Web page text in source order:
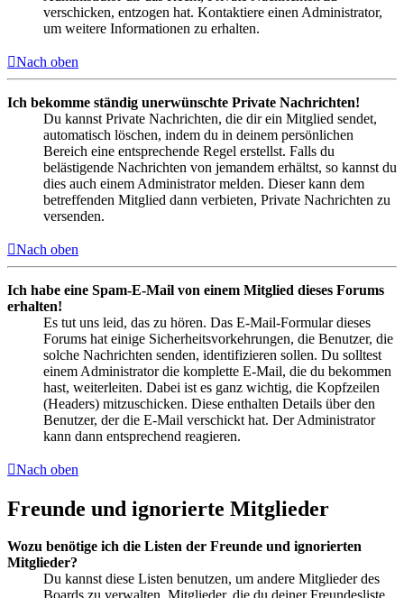
verschicken, entzogen hat. Kontaktiere einen Administrator,
um weitere Informationen zu erhalten.
Nach oben
Ich bekomme ständig unerwünschte Private Nachrichten!
Du kannst Private Nachrichten, die dir ein Mitglied sendet,
automatisch löschen, indem du in deinem persönlichen
Bereich eine entsprechende Regel erstellst. Falls du
belästigende Nachrichten von jemandem erhältst, so kannst du
dies auch einem Administrator melden. Dieser kann dem
betreffenden Mitglied dann verbieten, Private Nachrichten zu
versenden.
Nach oben
Ich habe eine Spam-E-Mail von einem Mitglied dieses Forums
erhalten!
Es tut uns leid, das zu hören. Das E-Mail-Formular dieses
Forums hat einige Sicherheitsvorkehrungen, die Benutzer, die
solche Nachrichten senden, identifizieren sollen. Du solltest
einem Administrator die komplette E-Mail, die du bekommen
hast, weiterleiten. Dabei ist es ganz wichtig, die Kopfzeilen
(Headers) mitzuschicken. Diese enthalten Details über den
Benutzer, der die E-Mail verschickt hat. Der Administrator
kann dann entsprechend reagieren.
Nach oben
Freunde und ignorierte Mitglieder
Wozu benötige ich die Listen der Freunde und ignorierten
Mitglieder?
Du kannst diese Listen benutzen, um andere Mitglieder des